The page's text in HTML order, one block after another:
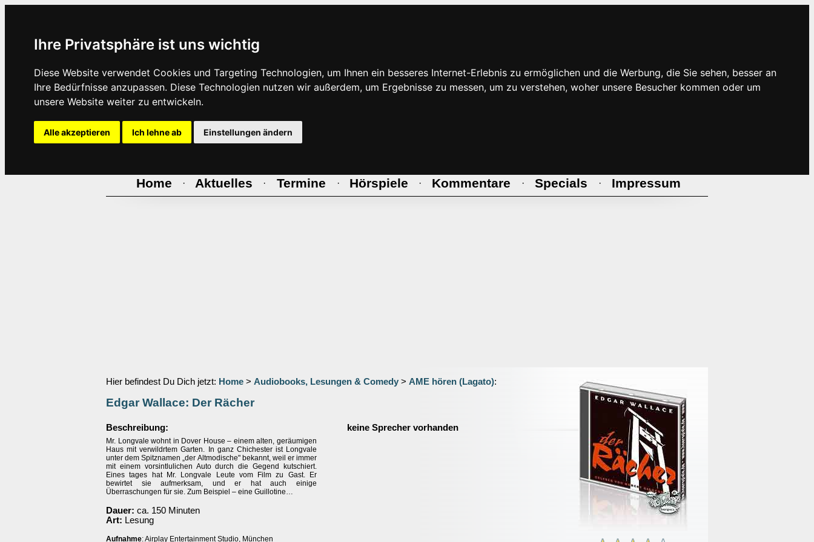
Ihre Privatsphäre ist uns wichtig
Diese Website verwendet Cookies und Targeting Technologien, um Ihnen ein besseres Internet-Erlebnis zu ermöglichen und die Werbung, die Sie sehen, besser an
Ihre Bedürfnisse anzupassen. Diese Technologien nutzen wir außerdem, um Ergebnisse zu messen, um zu verstehen, woher unsere Besucher kommen oder um
unsere Website weiter zu entwickeln.
Alle akzeptieren Ich lehne ab Einstellungen ändern
Home · Aktuelles · Termine · Hörspiele · Kommentare · Specials · Impressum
Hier befindest Du Dich jetzt: Home > Audiobooks, Lesungen & Comedy > AME hören (Lagato):
Edgar Wallace: Der Rächer
Beschreibung:
Mr. Longvale wohnt in Dover House – einem alten, geräumigen
Haus mit verwildrtem Garten. In ganz Chichester ist Longvale
unter dem Spitznamen „der Altmodische" bekannt, weil er immer
mit einem vorsintlulichen Auto durch die Gegend kutschiert.
Eines tages hat Mr. Longvale Leute vom Film zu Gast. Er
bewirtet sie aufmerksam, und er hat auch einige
Überraschungen für sie. Zum Beispiel – eine Guillotine…
Dauer: ca. 150 Minuten
Art: Lesung
Aufnahme: Airplay Entertainment Studio, München
keine Sprecher vorhanden